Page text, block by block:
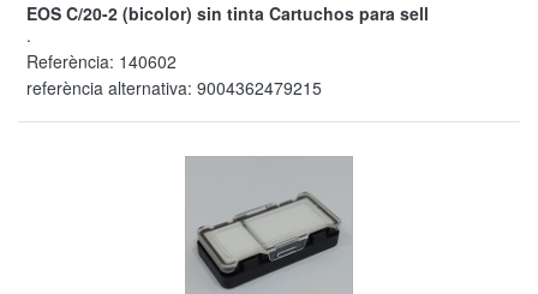
EOS C/20-2 (bicolor) sin tinta Cartuchos para sell
.
Referència: 140602
referència alternativa: 9004362479215